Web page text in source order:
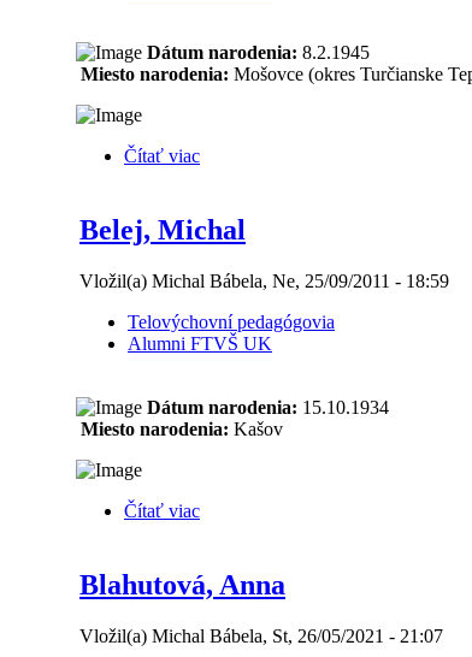
Dátum narodenia: 8.2.1945
Miesto narodenia: Mošovce (okres Turčianske
Čítať viac
Belej, Michal
Vložil(a) Michal Bábela, Ne, 25/09/2011 - 18:59
Telovýchovní pedagógovia
Alumni FTVŠ UK
Dátum narodenia: 15.10.1934
Miesto narodenia: Kašov
Čítať viac
Blahutová, Anna
Vložil(a) Michal Bábela, St, 26/05/2021 - 21:07